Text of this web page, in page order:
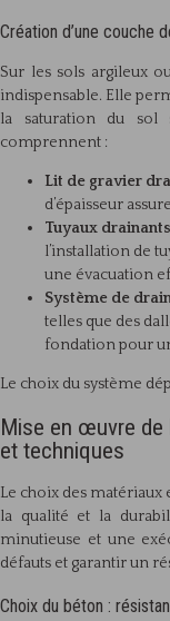
Création d’une couche
Sur les sols argileux
indispensable. Elle
la saturation du sol
comprennent :
Lit de gravier
d’épaisseur
Tuyaux
l’installation de
une évacuation
Système de
telles que des
fondation pour
Le choix du système
Mise en œuvre de
et techniques
Le choix des
la qualité et la
minutieuse et une
défauts et garantir un
Choix du béton :